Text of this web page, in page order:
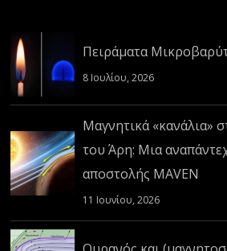
Πειράματα
8 Ιουλίου, 2026
Μαγνητικά «κανάλια»
του Άρη: Μια
αποστολής MAVEN
11 Ιουνίου, 2026